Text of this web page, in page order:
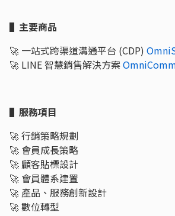
▌主要商品
🚀 一站式跨渠道溝通平台 (CDP)
🚀 LINE 智慧銷售解決方案
▌服務項目
🚀 行銷策略規劃
🚀 會員成長策略
🚀 顧客貼標設計
🚀 會員體系建置
🚀 產品、服務創新設計
🚀 數位轉型